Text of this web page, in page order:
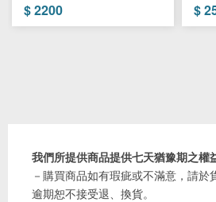
$2200 $
我們所提供商品提供七天猶豫期之權
－購買商品如有瑕疵或不滿意，請於
逾期恕不接受退、換貨。